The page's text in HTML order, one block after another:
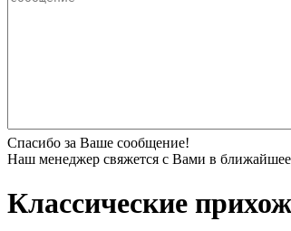
Спасибо за Ваше сообщение!
Наш менеджер свяжется с Вами в
Классические